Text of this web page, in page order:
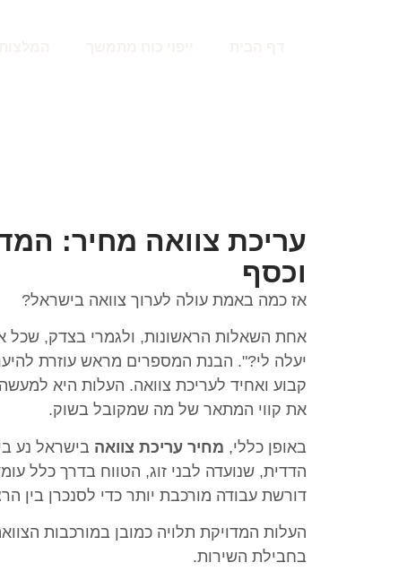
עריכת צוואה מחיר:
וכסף
אז כמה באמת עולה לערוך צוואה בישראל?
אחת השאלות הראשונות, ולגמרי בצדק, שכל
יעלה לי?". הבנת המספרים מראש עוזרת
קבוע ואחיד לעריכת צוואה. העלות היא
את קווי המתאר של מה שמקובל בשוק.
באופן כללי, מחיר עריכת צוואה בישראל נע
הדדית, שנועדה לבני זוג, הטווח בדרך כלל
דורשת עבודה מורכבת יותר כדי לסנכרן בין
העלות המדויקת תלויה כמובן במורכבות
בחבילת השירות.